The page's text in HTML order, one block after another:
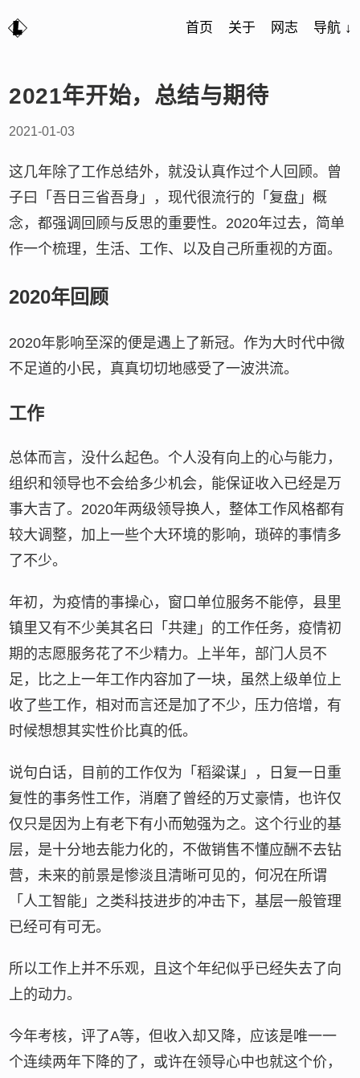
首页 关于 网志 导航 ↓
2021年开始，总结与期待
2021-01-03
这几年除了工作总结外，就没认真作过个人回顾。曾
子曰「吾日三省吾身」，现代很流行的「复盘」概
念，都强调回顾与反思的重要性。2020年过去，简单
作一个梳理，生活、工作、以及自己所重视的方面。
2020年回顾
2020年影响至深的便是遇上了新冠。作为大时代中微
不足道的小民，真真切切地感受了一波洪流。
工作
总体而言，没什么起色。个人没有向上的心与能力，
组织和领导也不会给多少机会，能保证收入已经是万
事大吉了。2020年两级领导换人，整体工作风格都有
较大调整，加上一些个大环境的影响，琐碎的事情多
了不少。
年初，为疫情的事操心，窗口单位服务不能停，县里
镇里又有不少美其名曰「共建」的工作任务，疫情初
期的志愿服务花了不少精力。上半年，部门人员不
足，比之上一年工作内容加了一块，虽然上级单位上
收了些工作，相对而言还是加了不少，压力倍增，有
时候想想其实性价比真的低。
说句白话，目前的工作仅为「稻粱谋」，日复一日重
复性的事务性工作，消磨了曾经的万丈豪情，也许仅
仅只是因为上有老下有小而勉强为之。这个行业的基
层，是十分地去能力化的，不做销售不懂应酬不去钻
营，未来的前景是惨淡且清晰可见的，何况在所谓
「人工智能」之类科技进步的冲击下，基层一般管理
已经可有可无。
所以工作上并不乐观，且这个年纪似乎已经失去了向
上的动力。
今年考核，评了A等，但收入却又降，应该是唯一一
个连续两年下降的了，或许在领导心中也就这个价，